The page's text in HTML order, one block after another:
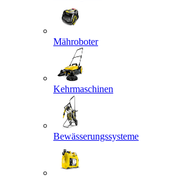
Mähroboter
Kehrmaschinen
Bewässerungssysteme